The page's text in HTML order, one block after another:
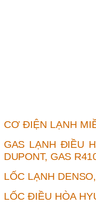
GAS LẠNH ĐIỀU
LỐC LẠNH DE NSO
LỐC ĐIỀU HÒA
LỐC ĐIỀU HÒA